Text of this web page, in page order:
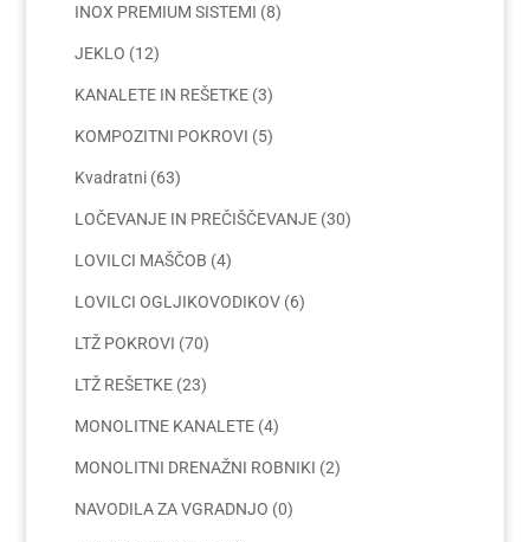
INOX PREMIUM SISTEMI (8)
JEKLO (12)
KANALETE IN REŠETKE (3)
KOMPOZITNI POKROVI (5)
Kvadratni (63)
LOČEVANJE IN PREČIŠČEVANJE (30)
LOVILCI MAŠČOB (4)
LOVILCI OGLJIKOVODIKOV (6)
LTŽ POKROVI (70)
LTŽ REŠETKE (23)
MONOLITNE KANALETE (4)
MONOLITNI DRENAŽNI ROBNIKI (2)
NAVODILA ZA VGRADNJO (0)